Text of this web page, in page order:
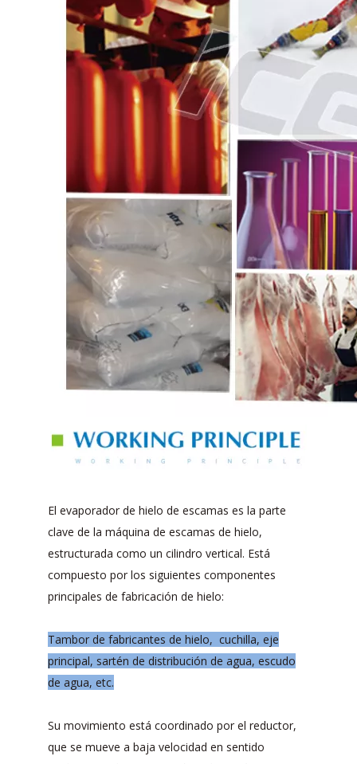
El evaporador de hielo de escamas es la parte
clave de la máquina de escamas de hielo,
estructurada como un cilindro vertical. Está
compuesto por los siguientes componentes
principales de fabricación de hielo:
Tambor de fabricantes de hielo, cuchilla, eje
principal, sartén de distribución de agua, escudo
de agua, etc.
Su movimiento está coordinado por el reductor,
que se mueve a baja velocidad en sentido